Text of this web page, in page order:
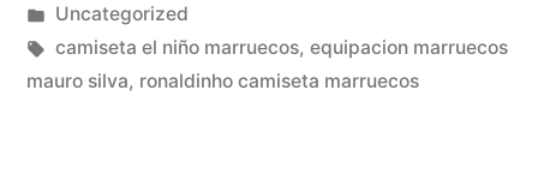
por
Publicado
en
Uncategorized
Etiquetas:
camiseta el niño marruecos, equipacion marruecos
mauro silva, ronaldinho camiseta marruecos